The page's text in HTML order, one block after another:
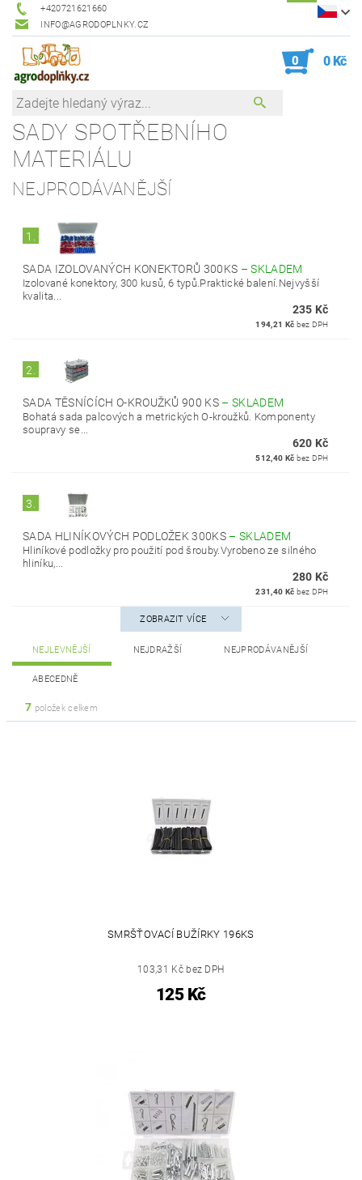
+420721621660
INFO@AGRODOPLNKY.CZ
0 0 Kč
SADY SPOTŘEBNÍHO
MATERIÁLU
NEJPRODÁVANĚJŠÍ
1.
SADA IZOLOVANÝCH KONEKTORŮ 300KS –SKLADEM
Izolované konektory, 300 kusů, 6 typů.Praktické balení.Nejvyšší
kvalita...
235 Kč
194,21 Kč bez DPH
2.
SADA TĚSNÍCÍCH O-KROUŽKŮ 900 KS –SKLADEM
Bohatá sada palcových a metrických O-kroužků. Komponenty
soupravy se...
620 Kč
512,40 Kč bez DPH
3.
SADA HLINÍKOVÝCH PODLOŽEK 300KS –SKLADEM
Hliníkové podložky pro použití pod šrouby.Vyrobeno ze silného
hliníku,...
280 Kč
231,40 Kč bez DPH
ZOBRAZIT VÍCE
NEJLEVNĚJŠÍ NEJDRAŽŠÍ NEJPRODÁVANĚJŠÍ
ABECEDNĚ
7 položek celkem
SMRŠŤOVACÍ BUŽÍRKY 196KS
103,31 Kč bez DPH
125 Kč